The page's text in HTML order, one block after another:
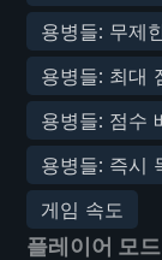
용병들: 무제
용병들: 최대
용병들: 점수
용병들: 즉시
게임 속도
플레이어 모드